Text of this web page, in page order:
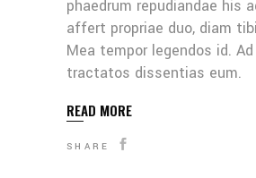
phaedrum repudiandae his
affert propriae duo, diam
Mea tempor legendos id.
tractatos dissentias eum.
READ MORE
SHARE